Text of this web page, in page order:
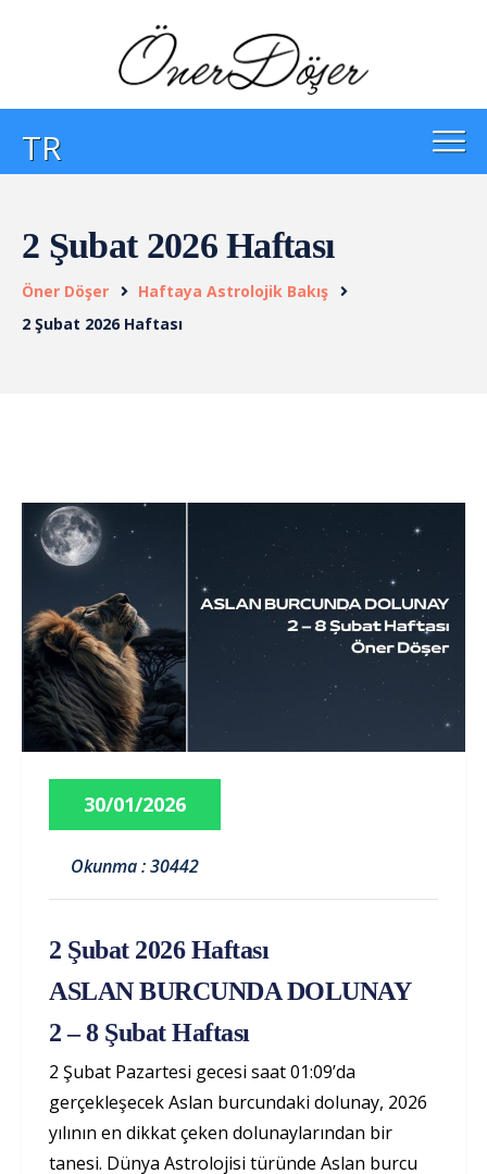
TR
2 Şubat 2026 Haftası
Öner Döşer
Haftaya Astrolojik Bakış
2 Şubat 2026 Haftası
30/01/2026
Okunma : 30442
2 Şubat 2026 Haftası
ASLAN BURCUNDA DOLUNAY
2 – 8 Şubat Haftası
2 Şubat Pazartesi gecesi saat 01:09’da
gerçekleşecek Aslan burcundaki dolunay, 2026
yılının en dikkat çeken dolunaylarından bir
tanesi. Dünya Astrolojisi türünde Aslan burcu